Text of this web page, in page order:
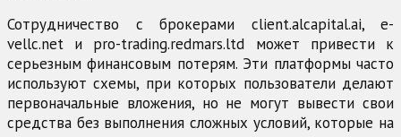
Сотрудничество с брокерами client.alcapital.ai, e-
vellc.net и pro-trading.redmars.ltd может привести к
серьезным финансовым потерям. Эти платформы часто
используют схемы, при которых пользователи делают
первоначальные вложения, но не могут вывести свои
средства без выполнения сложных условий, которые на